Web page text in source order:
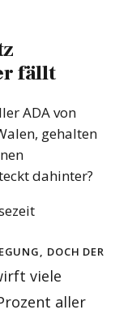
fällt
ADA von
gehalten
dahinter?
doch der
viele
aller